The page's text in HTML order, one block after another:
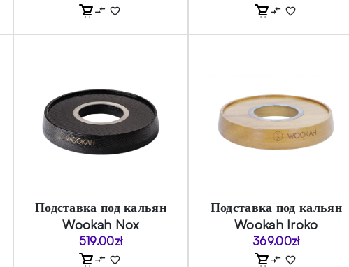
Подставка под кальян
Wookah Nox
519.00zł
Подставка под кальян
Wookah Iroko
369.00zł